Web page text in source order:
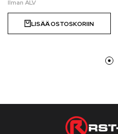
LISÄÄ OSTOSKORIIN